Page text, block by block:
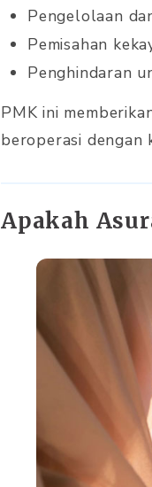
Pengelolaan
Pemisahan
Penghindaran
PMK ini
beroperasi dengan
Apakah